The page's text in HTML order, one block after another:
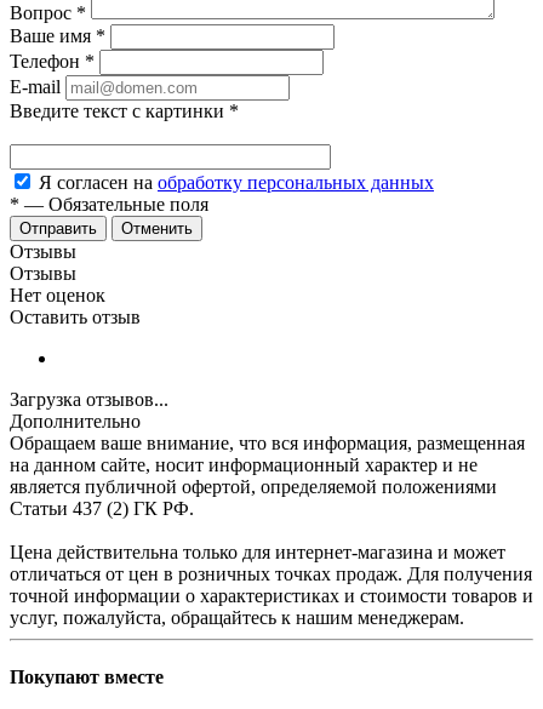
Вопрос *
Ваше имя *
Телефон *
E-mail
Введите текст с картинки *
Я согласен на обработку персональных данных
* — Обязательные поля
Отменить
Отзывы
Отзывы
Нет оценок
Оставить отзыв
Загрузка отзывов...
Дополнительно
Обращаем ваше внимание, что вся информация, размещенная
на данном сайте, носит информационный характер и не
является публичной офертой, определяемой положениями
Статьи 437 (2) ГК РФ.
Цена действительна только для интернет-магазина и может
отличаться от цен в розничных точках продаж. Для получения
точной информации о характеристиках и стоимости товаров и
услуг, пожалуйста, обращайтесь к нашим менеджерам.
Покупают вместе